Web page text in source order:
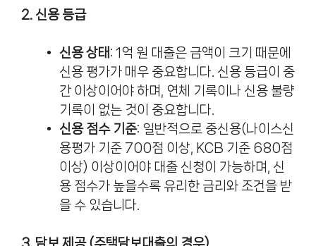
2. 신용 등급
신용 상태 : 1억 원 대출은 금액이 크기 때문에
신용 평가가 매우 중요합니다. 신용 등급이 중
간 이상이어야 하며, 연체 기록이나 신용 불량
기록이 없는 것이 중요합니다.
신용 점수 기준: 일반적으로 중신용(나이스신
용평가 기준 700점 이상, KCB 기준 680점
이상) 이상이어야 대출 신청이 가능하며, 신
용 점수가 높을수록 유리한 금리와 조건을 받
을 수 있습니다.
3. 담보 제공 (주택담보대출의 경우)